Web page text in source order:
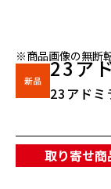
※商品画像の無断
23ア
23アド
取り寄せ商